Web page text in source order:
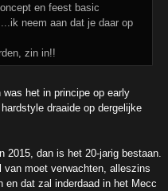
en feest basic
neem aan dat je daar op
zin in!!
het in principe op early
draaide op dergelijke
2015, dan is het 20-jarig bestaan.
moet verwachten, alleszins
en dat zal inderdaad in het Mecc